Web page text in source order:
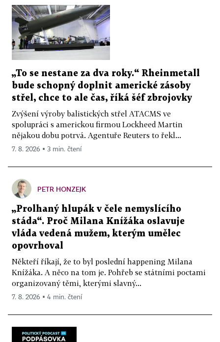
„To se nestane za dva roky.“ Rheinmetall
bude schopný doplnit americké zásoby
střel, chce to ale čas, říká šéf zbrojovky
Zvýšení výroby balistických střel ATACMS ve
spolupráci s americkou firmou Lockheed Martin
nějakou dobu potrvá. Agentuře Reuters to řekl...
7. 8. 2026 ▪ 3 min. čtení
PETR HONZEJK
„Prolhaný hlupák v čele nemyslícího
stáda“. Proč Milana Knížáka oslavuje
vláda vedená mužem, kterým umělec
opovrhoval
Někteří říkají, že to byl poslední happening Milana
Knížáka. A něco na tom je. Pohřeb se státními poctami
organizovaný těmi, kterými slavný...
7. 8. 2026 ▪ 4 min. čtení